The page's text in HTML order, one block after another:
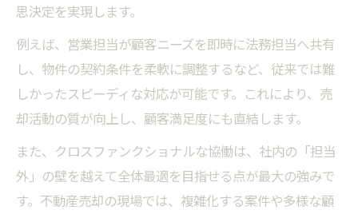
思決定を実現します。
例えば、営業担当が顧客ニーズを即時に法務担当へ共有
し、物件の契約条件を柔軟に調整するなど、従来では難
しかったスピーディな対応が可能です。これにより、売
却活動の質が向上し、顧客満足度にも直結します。
また、クロスファンクショナルな協働は、社内の「担当
外」の壁を越えて全体最適を目指せる点が最大の強みで
す。不動産売却の現場では、複雑化する案件や多様な顧